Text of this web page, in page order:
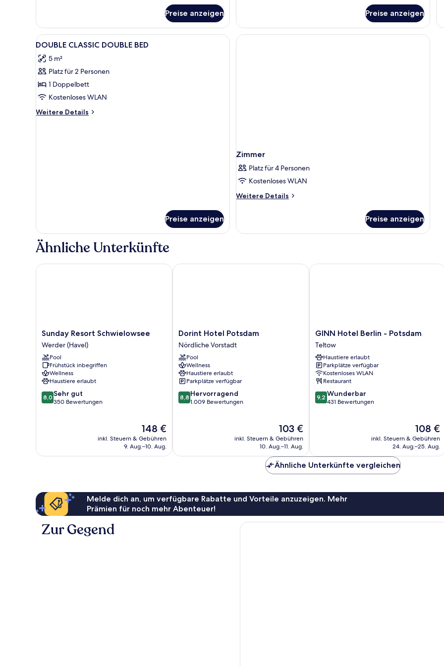
Preise anzeigen Preise anzeigen
Alle
Fotos
für
DOUBLE
CLASSIC
DOUBLE
BED
anzeigen
Allergikerbettwaren, Zimmersafe, Schreibtisch, kostenloses WLAN
7
DOUBLE CLASSIC DOUBLE BED
5 m²
Platz für 2 Personen
1 Doppelbett
Kostenloses WLAN
Weitere Details
Weitere
Preise anzeigen
Zimmer
Platz für 4 Personen
Kostenloses WLAN
Weitere Details
Weitere
Preise anzeigen
Ähnliche Unterkünfte
Sunday
Resort
Schwielowsee
Werder
(Havel)
Sunday Resort Schwielowsee
Werder (Havel)
Pool
Frühstück inbegriffen
Wellness
Haustiere erlaubt
8.0
von
8,0 Sehr gut
350 Bewertungen
Der
Preis
beträgt
148 €
inkl. Steuern & Gebühren
9. Aug.–10. Aug.
Sunday Resort Schwielowsee
Dorint
Hotel
Potsdam
Nördliche
Vorstadt
Dorint Hotel Potsdam
Nördliche Vorstadt
Pool
Wellness
Haustiere erlaubt
Parkplätze verfügbar
8.8
von
8,8 Hervorragend
1.009 Bewertungen
Der
Preis
beträgt
103 €
inkl. Steuern & Gebühren
10. Aug.–11. Aug.
Dorint Hotel Potsdam
GINN
Hotel
Berlin
-
Potsdam
Teltow
GINN Hotel Berlin - Potsdam
Teltow
Haustiere erlaubt
Parkplätze verfügbar
Kostenloses WLAN
Restaurant
9.2
von
9,2 Wunderbar
431 Bewertungen
Der
Preis
beträgt
108 €
inkl. Steuern & Gebühren
24. Aug.–25. Aug.
GINN Hotel Berlin - Potsdam
Ähnliche Unterkünfte vergleichen
Melde dich an, um verfügbare Rabatte und Vorteile anzuzeigen. Mehr
Prämien für noch mehr Abenteuer!
Zur Gegend